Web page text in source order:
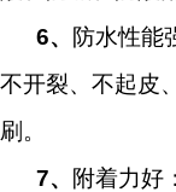
6、 防水性能
不开裂、不起皮
刷。
7、 附着力好